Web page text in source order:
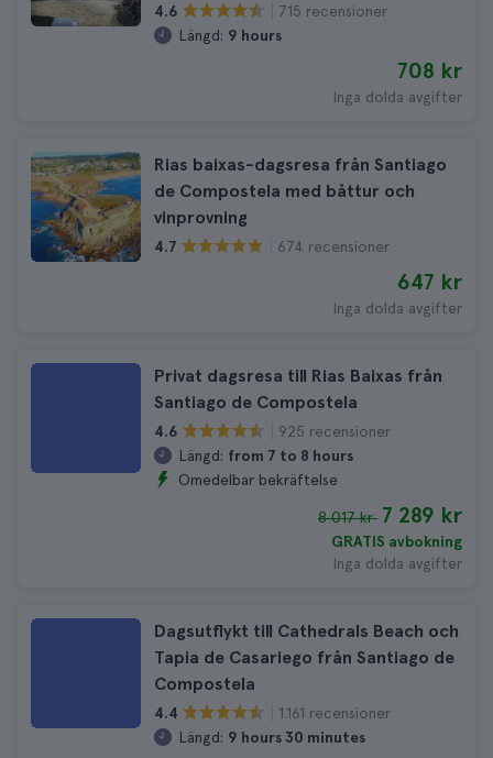
4.6
715 recensioner
Längd: 9 hours
708 kr
Inga dolda avgifter
Rias baixas-dagsresa från Santiago
de Compostela med båttur och
vinprovning
4.7 674 recensioner
647 kr
Inga dolda avgifter
Privat dagsresa till Rias Baixas från
Santiago de Compostela
4.6
925 recensioner
Längd: from 7 to 8 hours
Omedelbar bekräftelse
8 017 kr 7 289 kr
GRATIS avbokning
Inga dolda avgifter
Dagsutflykt till Cathedrals Beach och
Tapia de Casariego från Santiago de
Compostela
4.4
1.161 recensioner
Längd: 9 hours 30 minutes